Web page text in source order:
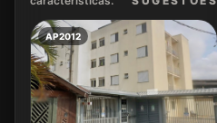
AP2012